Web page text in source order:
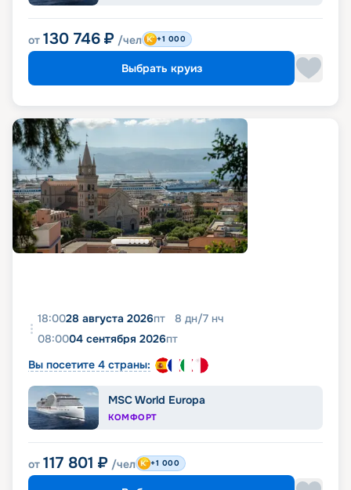
от 130 746 ₽ /чел +1 000
Выбрать круиз
18:0028 августа 2026пт 8 дн/7 нч
08:0004 сентября 2026пт
Вы посетите 4 страны:
MSC World Europa
КОМФОРТ
от 117 801 ₽ /чел +1 000